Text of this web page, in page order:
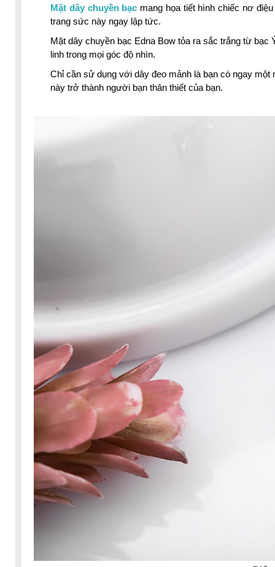
Mặt dây chuyền bạc mang họa tiết hình chiếc nơ
trang sức này ngay lập tức.
Mặt dây chuyền bạc Edna Bow tỏa ra sắc trắng từ
linh trong mọi góc độ nhìn.
Chỉ cần sử dụng với dây đeo mảnh là bạn có ngay
này trở thành người bạn thân thiết của bạn.